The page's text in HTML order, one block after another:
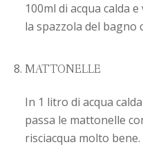
100ml di acqua calda
la spazzola del bagno
MATTONELLE
In 1 litro di acqua
passa le mattonelle
risciacqua molto